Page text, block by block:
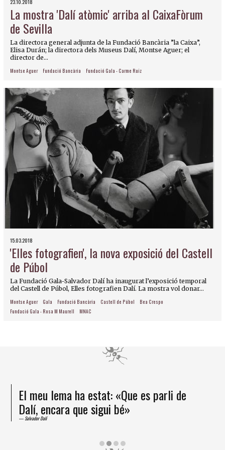
23.10.2018
La mostra 'Dalí atòmic' arriba al CaixaFòrum
de Sevilla
La directora general adjunta de la Fundació Bancària ”la Caixa”,
Elisa Durán; la directora dels Museus Dalí, Montse Aguer; el
director de...
Montse Aguer Fundació Bancària Fundació Gala - Carme Ruiz
15.03.2018
'Elles fotografien', la nova exposició del Castell
de Púbol
La Fundació Gala-Salvador Dalí ha inaugurat l’exposició temporal
del Castell de Púbol, Elles fotografien Dalí. La mostra vol donar...
Montse Aguer Gala Fundació Bancària Castell de Púbol
Bea Crespo
Fundació Gala - Rosa M Maurell
MNAC
El meu lema ha estat: «Que es parli de
Dalí, encara que sigui bé»
Salvador Dalí